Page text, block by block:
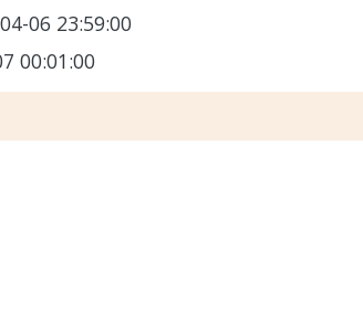
06 23:59:00
00:01:00